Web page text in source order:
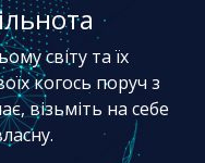
світу та їх
когось поруч з
візьміть на себе